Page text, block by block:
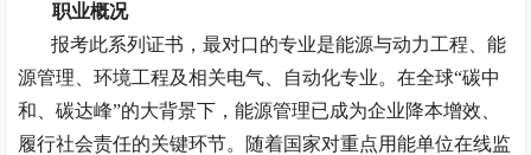
职业概况
报考此系列证书，最对口的专业是能源与动力工程、能
源管理、环境工程及相关电气、自动化专业。在全球“碳中
和、碳达峰”的大背景下，能源管理已成为企业降本增效、
履行社会责任的关键环节。随着国家对重点用能单位在线监